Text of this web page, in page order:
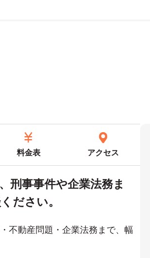
料金表 アクセス
刑事事件や企業法務ま
ださい。
不動産問題・企業法務まで、幅